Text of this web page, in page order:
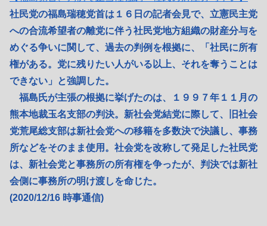
社民党の福島瑞穂党首は１６日の記者会見で、立憲民主党
への合流希望者の離党に伴う社民党地方組織の財産分与を
めぐる争いに関して、過去の判例を根拠に、「社民に所有
権がある。党に残りたい人がいる以上、それを奪うことは
できない」と強調した。
福島氏が主張の根拠に挙げたのは、１９９７年１１月の
熊本地裁玉名支部の判決。新社会党結党に際して、旧社会
党荒尾総支部は新社会党への移籍を多数決で決議し、事務
所などをそのまま使用。社会党を改称して発足した社民党
は、新社会党と事務所の所有権を争ったが、判決では新社
会側に事務所の明け渡しを命じた。
(2020/12/16 時事通信)